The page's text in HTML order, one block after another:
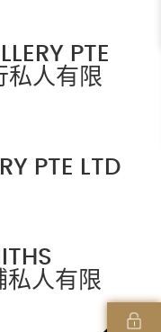
PTE
私人有限
PTE LTD
私人有限